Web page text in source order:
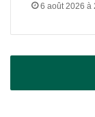
6 août 2026 à